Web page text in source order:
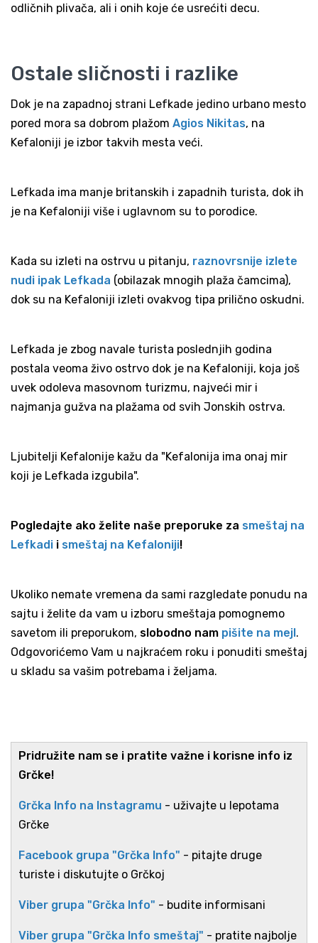
odličnih plivača, ali i onih koje će usrećiti decu.
Ostale sličnosti i razlike
Dok je na zapadnoj strani Lefkade jedino urbano mesto
pored mora sa dobrom plažom Agios Nikitas, na
Kefaloniji je izbor takvih mesta veći.
Lefkada ima manje britanskih i zapadnih turista, dok ih
je na Kefaloniji više i uglavnom su to porodice.
Kada su izleti na ostrvu u pitanju, raznovrsnije izlete
nudi ipak Lefkada (obilazak mnogih plaža čamcima),
dok su na Kefaloniji izleti ovakvog tipa prilično oskudni.
Lefkada je zbog navale turista poslednjih godina
postala veoma živo ostrvo dok je na Kefaloniji, koja još
uvek odoleva masovnom turizmu, najveći mir i
najmanja gužva na plažama od svih Jonskih ostrva.
Ljubitelji Kefalonije kažu da "Kefalonija ima onaj mir
koji je Lefkada izgubila".
Pogledajte ako želite naše preporuke za smeštaj na
Lefkadi i smeštaj na Kefaloniji!
Ukoliko nemate vremena da sami razgledate ponudu na
sajtu i želite da vam u izboru smeštaja pomognemo
savetom ili preporukom, slobodno nam pišite na mejl.
Odgovorićemo Vam u najkraćem roku i ponuditi smeštaj
u skladu sa vašim potrebama i željama.
Pridružite nam se i pratite važne i korisne info iz
Grčke!
Grčka Info na Instagramu - uživajte u lepotama
Grčke
Facebook grupa "Grčka Info" - pitajte druge
turiste i diskutujte o Grčkoj
Viber grupa "Grčka Info" - budite informisani
Viber grupa "Grčka Info smeštaj" - pratite najbolje